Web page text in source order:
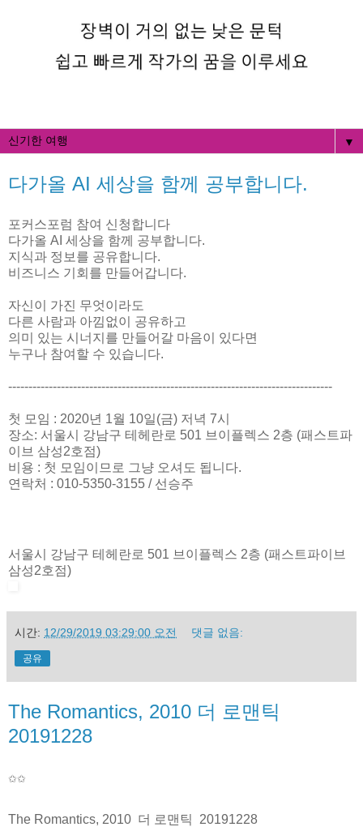
▼
다가올 AI 세상을 함께 공부합니다.
포커스포럼 참여 신청합니다
다가올 AI 세상을 함께 공부합니다.
지식과 정보를 공유합니다.
비즈니스 기회를 만들어갑니다.
자신이 가진 무엇이라도
다른 사람과 아낌없이 공유하고
의미 있는 시너지를 만들어갈 마음이 있다면
누구나 참여할 수 있습니다.
--------------------------------------------------------------------------------
첫 모임 : 2020년 1월 10일(금) 저녁 7시
장소: 서울시 강남구 테헤란로 501 브이플렉스 2층 (패스트파
이브 삼성2호점)
비용 : 첫 모임이므로 그냥 오셔도 됩니다.
연락처 : 010-5350-3155 / 선승주
서울시 강남구 테헤란로 501 브이플렉스 2층 (패스트파이브
삼성2호점)
시간: 12/29/2019 03:29:00 오전 댓글 없음:
공유
The Romantics, 2010 더 로맨틱
20191228
✩✩
The Romantics, 2010 더 로맨틱 20191228